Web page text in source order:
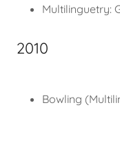
Multilinguetry:
2010
Bowling